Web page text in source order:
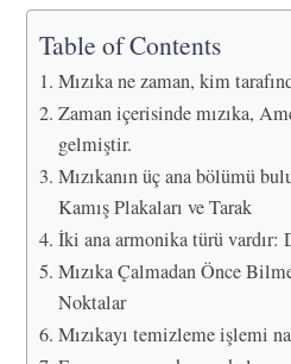
Table of Contents
Mızıka ne zaman, kim
Zaman içerisinde mızıka,
gelmiştir.
Mızıkanın üç ana bölümü
Kamış Plakaları ve Tarak
İki ana armonika türü
Mızıka Çalmadan Önce
Noktalar
Mızıkayı temizleme işlemi